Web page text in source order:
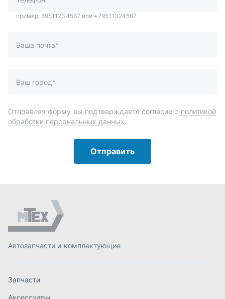
Отправить
Автозапчасти и комплектующие
Масла и автохимия
Спецпредложения
Доставка и оплата